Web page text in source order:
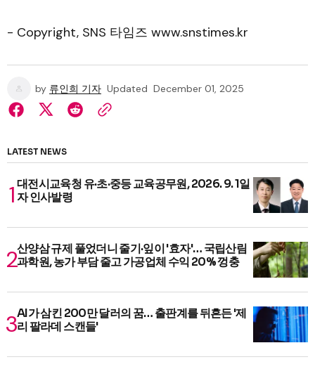
- Copyright, SNS 타임즈 www.snstimes.kr
by 류인희 기자 Updated December 01, 2025
LATEST NEWS
대전시교육청 유·초·중등 교육공무원, 2026. 9. 1일
자 인사발령
산양삼 규제 풀었더니 줄기·잎이 '효자'… 국립산림
과학원, 농가 부담 줄고 가공업체 수익 20% 껑충
AI가 삼킨 200만 달러의 꿈… 출판계를 뒤흔든 '제
리 팔라데 스캔들'